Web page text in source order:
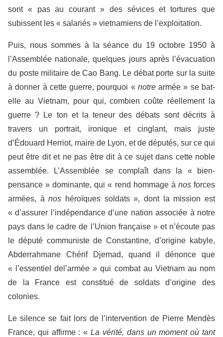
sont « pas au courant » des sévices et tortures que
subissent les « salariés » vietnamiens de l’exploitation.
Puis, nous sommes à la séance du 19 octobre 1950 à
l’Assemblée nationale, quelques jours après l’évacuation
du poste militaire de Cao Bang. Le débat porte sur la suite
à donner à cette guerre, pourquoi « notrearmée » se bat-
elle au Vietnam, pour qui, combien coûte réellement la
guerre ? Le ton et la teneur des débats sont décrits à
travers un portrait, ironique et cinglant, mais juste
d’Édouard Herriot, maire de Lyon, et de députés, sur ce qui
peut être dit et ne pas être dit à ce sujet dans cette noble
assemblée. L’Assemblée se complaît dans la « bien-
pensance » dominante, qui « rend hommage à nosforces
armées, ànos héroïques soldats », dont la mission est
« d’assurer l’indépendance d’une nation associée à notre
pays dans le cadre de l’Union française » et n’écoute pas
le député communiste de Constantine, d’origine kabyle,
Abderrahmane Chérif Djemad, quand il dénonce que
« l’essentiel del’armée»qui combat au Vietnam au nom
de la France est constitué de soldats d’origine des
colonies.
Le silence se fait lors de l’intervention de Pierre Mendès
France, qui affirme : « La vérité, dans un moment où tant